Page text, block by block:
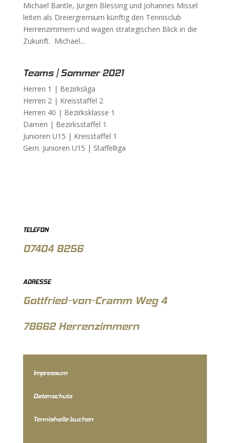
Michael Bantle, Jürgen Blessing und Johannes Missel
leiten als Dreiergremium künftig den Tennisclub
Herrenzimmern und wagen strategischen Blick in die
Zukunft. Michael...
Teams | Sommer 2021
Herren 1 | Bezirksliga
Herren 2 | Kreisstaffel 2
Herren 40 | Bezirksklasse 1
Damen | Bezirksstaffel 1
Junioren U15 | Kreisstaffel 1
Gem. Junioren U15 | Staffelliga
TELEFON
07404 8256
ADRESSE
Gottfried-von-Cramm Weg 4
78662 Herrenzimmern
Impressum
Datenschutz
Tennishalle buchen